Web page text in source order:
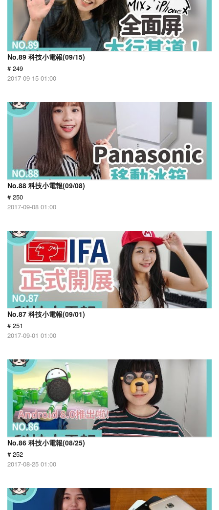
No.89 科技小電報(09/15)
# 249
2017-09-15 01:00
No.88 科技小電報(09/08)
# 250
2017-09-08 01:00
No.87 科技小電報(09/01)
# 251
2017-09-01 01:00
No.86 科技小電報(08/25)
# 252
2017-08-25 01:00